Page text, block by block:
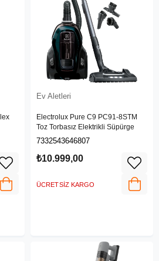
Ev Aletleri
Electrolux Pure C9 PC91-8STM
Toz Torbasız Elektrikli Süpürge
7332543646807
₺10.999,00
ÜCRETSIZ KARGO